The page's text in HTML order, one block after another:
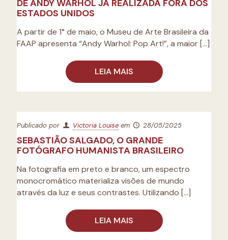
DE ANDY WARHOL JÁ REALIZADA FORA DOS
ESTADOS UNIDOS
A partir de 1° de maio, o Museu de Arte Brasileira da
FAAP apresenta “Andy Warhol: Pop Art!”, a maior […]
LEIA MAIS
Publicado por Victoria Louise em 28/05/2025
SEBASTIÃO SALGADO, O GRANDE
FOTÓGRAFO HUMANISTA BRASILEIRO
Na fotografia em preto e branco, um espectro
monocromático materializa visões de mundo
através da luz e seus contrastes. Utilizando […]
LEIA MAIS